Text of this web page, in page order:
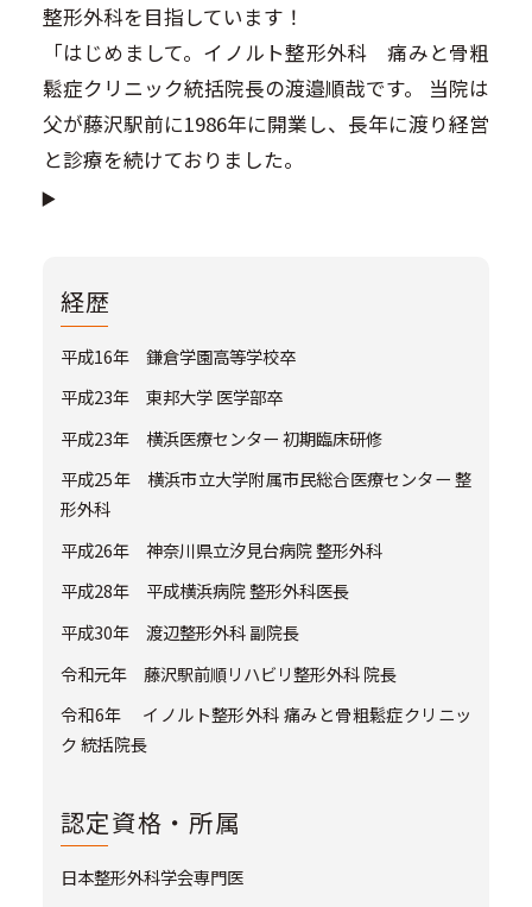
整形外科を目指しています！
「はじめまして。イノルト整形外科 痛みと骨粗
鬆症クリニック統括院長の渡邉順哉です。 当院は
父が藤沢駅前に1986年に開業し、長年に渡り経営
と診療を続けておりました。
経歴
平成16年 鎌倉学園高等学校卒
平成23年 東邦大学 医学部卒
平成23年 横浜医療センター 初期臨床研修
平成25年 横浜市立大学附属市民総合医療センター 整
形外科
平成26年 神奈川県立汐見台病院 整形外科
平成28年 平成横浜病院 整形外科医長
平成30年 渡辺整形外科 副院長
令和元年 藤沢駅前順リハビリ整形外科 院長
令和6年 イノルト整形外科 痛みと骨粗鬆症クリニッ
ク 統括院長
認定資格・所属
日本整形外科学会専門医